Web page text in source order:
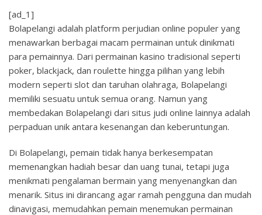
[ad_1]
Bolapelangi adalah platform perjudian online populer yang
menawarkan berbagai macam permainan untuk dinikmati
para pemainnya. Dari permainan kasino tradisional seperti
poker, blackjack, dan roulette hingga pilihan yang lebih
modern seperti slot dan taruhan olahraga, Bolapelangi
memiliki sesuatu untuk semua orang. Namun yang
membedakan Bolapelangi dari situs judi online lainnya adalah
perpaduan unik antara kesenangan dan keberuntungan.
Di Bolapelangi, pemain tidak hanya berkesempatan
memenangkan hadiah besar dan uang tunai, tetapi juga
menikmati pengalaman bermain yang menyenangkan dan
menarik. Situs ini dirancang agar ramah pengguna dan mudah
dinavigasi, memudahkan pemain menemukan permainan